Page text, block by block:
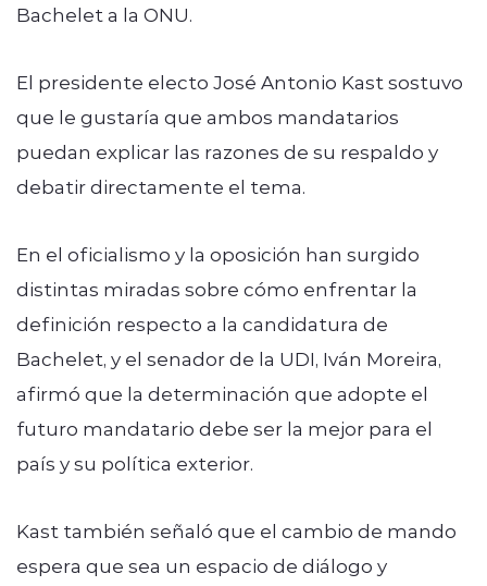
Bachelet a la ONU.
El presidente electo José Antonio Kast sostuvo
que le gustaría que ambos mandatarios
puedan explicar las razones de su respaldo y
debatir directamente el tema.
En el oficialismo y la oposición han surgido
distintas miradas sobre cómo enfrentar la
definición respecto a la candidatura de
Bachelet, y el senador de la UDI, Iván Moreira,
afirmó que la determinación que adopte el
futuro mandatario debe ser la mejor para el
país y su política exterior.
Kast también señaló que el cambio de mando
espera que sea un espacio de diálogo y